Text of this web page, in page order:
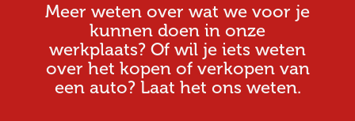
Meer weten over wat we voor je
kunnen doen in onze
werkplaats? Of wil je iets weten
over het kopen of verkopen van
een auto? Laat het ons weten.